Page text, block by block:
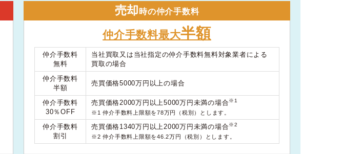
売却時の仲介手数料
仲介手数料最大半額
仲介手数料
無料
当社買取又は当社指定の仲介手数料無料対象業者による
買取の場合
仲介手数料
半額
売買価格5000万円以上の場合
仲介手数料
30％OFF
売買価格2000万円以上5000万円未満の場合※1
※1 仲介手数料上限額を78万円（税別）とします。
仲介手数料
割引
売買価格1340万円以上2000万円未満の場合※2
※2 仲介手数料上限額を46.2万円（税別）とします。